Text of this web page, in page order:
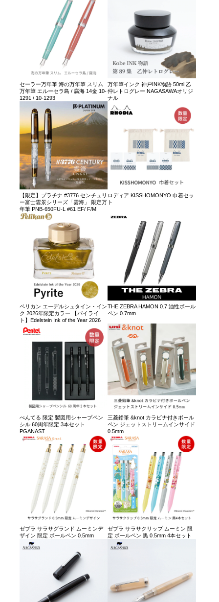
セーラー万年筆 海の万年筆 スリム
万年筆 エルーセラ島 / 腐海 14金 10-
1291 / 10-1293
万年筆インク 神戸INK物語 50ml 乙
仲レトログレー NAGASAWAオリジ
ナル
【限定】プラチナ #3776 センチュリ
ー富士雲景シリーズ「雲海」 限定万
年筆 PNB-650FU-L #61 EF/ F/M
ロディア KISSHOMONYO 巾着セッ
ト
ペリカン エーデルシュタイン・イン
ク 2026年限定カラー 【パイライ
ト】Edelstein Ink of the Year 2026
THE ZEBRA HAMON 0.7 油性ボール
ペン 0.7mm
ぺんてる 限定 製図用シャープペン
シル 60周年限定 3本セット
PGANAST
三菱鉛筆 &knot カラビナ付きボール
ペン ジェットストリームインサイド
0.5mm
ゼブラ サラサグランド ムーミンデ
ザイン 限定 ボールペン 0.5mm
ゼブラ サラサクリップ ムーミン 限
定 ボールペン 黒 0.5mm 4本セット